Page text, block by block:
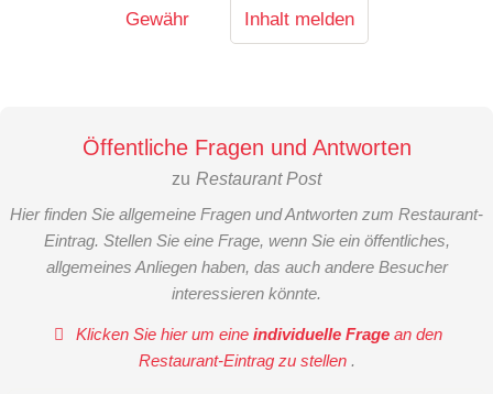
Gewähr Inhalt melden
Öffentliche Fragen und Antworten
zu Restaurant Post
Hier finden Sie allgemeine Fragen und Antworten zum Restaurant-
Eintrag. Stellen Sie eine Frage, wenn Sie ein öffentliches,
allgemeines Anliegen haben, das auch andere Besucher
interessieren könnte.
Klicken Sie hier um eineindividuelle Frage an den
Restaurant-Eintrag zu stellen .